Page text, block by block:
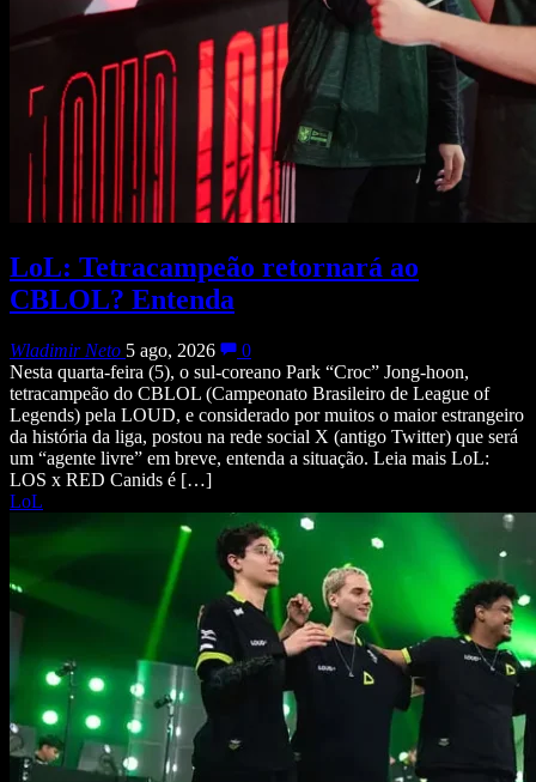
LoL: Tetracampeão retornará ao
CBLOL? Entenda
Wladimir Neto 5 ago, 2026
0
Nesta quarta-feira (5), o sul-coreano Park “Croc” Jong-hoon,
tetracampeão do CBLOL (Campeonato Brasileiro de League of
Legends) pela LOUD, e considerado por muitos o maior estrangeiro
da história da liga, postou na rede social X (antigo Twitter) que será
um “agente livre” em breve, entenda a situação. Leia mais LoL:
LOS x RED Canids é […]
LoL